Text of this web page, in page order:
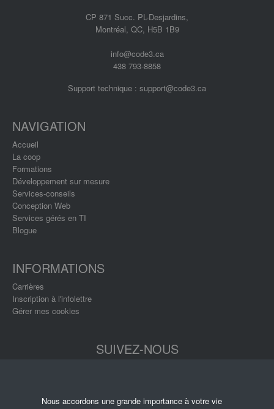
Nous accordons une grande importance à votre vie
CP 871 Succ. PL-Desjardins,
Montréal, QC, H5B 1B9
info@code3.ca
438 793-8858
Support technique : support@code3.ca
NAVIGATION
Accueil
La coop
Formations
Développement sur mesure
Services-conseils
Conception Web
Services gérés en TI
Blogue
INFORMATIONS
Carrières
Inscription à l'infolettre
Gérer mes cookies
SUIVEZ-NOUS